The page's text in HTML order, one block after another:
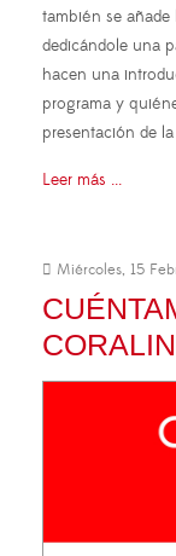
también se añade
dedicándole una
hacen una
programa y
presentación de
Leer más ...
Miércoles, 15